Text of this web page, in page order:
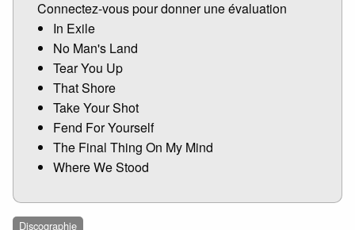
Connectez-vous pour donner une évaluation
In Exile
No Man's Land
Tear You Up
That Shore
Take Your Shot
Fend For Yourself
The Final Thing On My Mind
Where We Stood
Discographie